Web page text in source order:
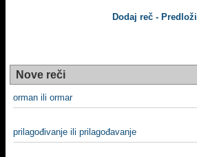
Dodaj reč - Predloži
Nove reči
orman ili ormar
prilagođivanje ili prilagođavanje